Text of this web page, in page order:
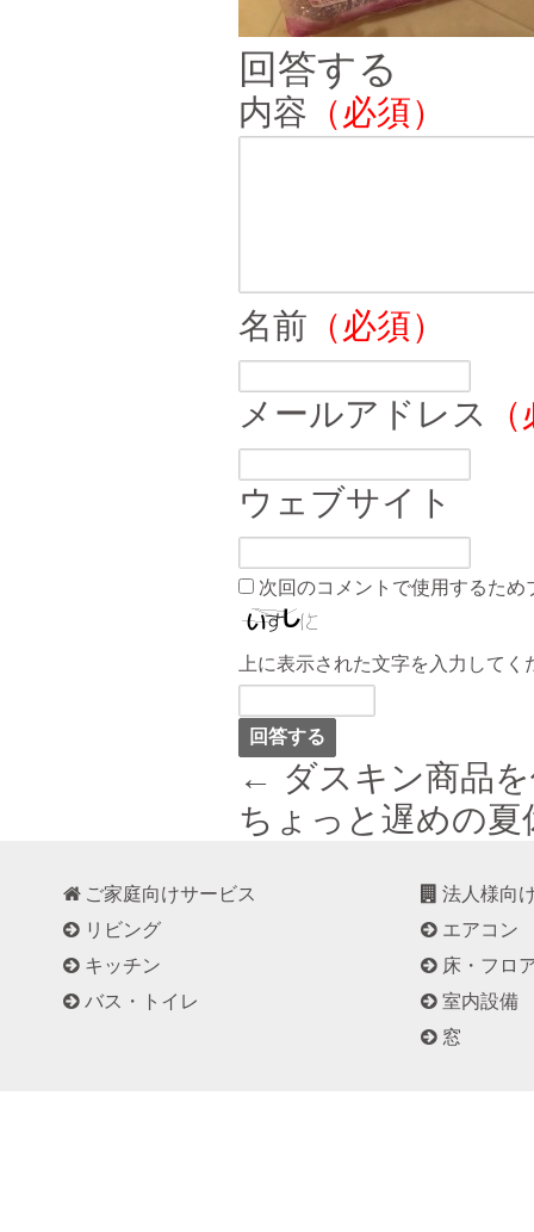
回答する
内容 （必須）
名前 （必須）
メールアドレス
ウェブサイト
次回のコメントで使用するた
上に表示された文字を入力してく
← ダスキン商品
ちょっと遅めの
ご家庭向けサービス
リビング
キッチン
バス・トイレ
法人様向
エアコン
床・フロ
室内設備
窓